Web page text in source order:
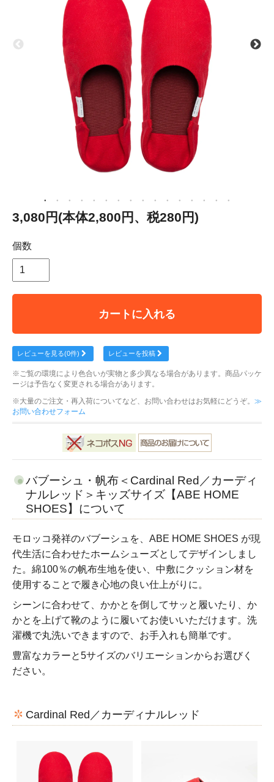
3,080円(本体2,800円、税280円)
個数
カートに入れる
レビューを見る(0件) レビューを投稿
※ご覧の環境により色合いが実物と多少異なる場合があります。商品パッケ
ージは予告なく変更される場合があります。
※大量のご注文・再入荷についてなど、お問い合わせはお気軽にどうぞ。 ≫
お問い合わせフォーム
バブーシュ・帆布＜Cardinal Red／カーディ
ナルレッド＞キッズサイズ【ABE HOME
SHOES】について
モロッコ発祥のバブーシュを、ABE HOME SHOES が現
代生活に合わせたホームシューズとしてデザインしまし
た。綿100％の帆布生地を使い、中敷にクッション材を
使用することで履き心地の良い仕上がりに。
シーンに合わせて、かかとを倒してサッと履いたり、か
かとを上げて靴のように履いてお使いいただけます。洗
濯機で丸洗いできますので、お手入れも簡単です。
豊富なカラーと5サイズのバリエーションからお選びく
ださい。
Cardinal Red／カーディナルレッド